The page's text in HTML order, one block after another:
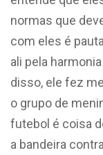
normas que
com eles é
ali pela
disso, ele fez
o grupo de
futebol é coisa
a bandeira